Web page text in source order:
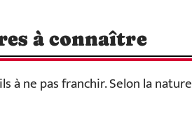
à connaître
à ne pas franchir. Selon la nature